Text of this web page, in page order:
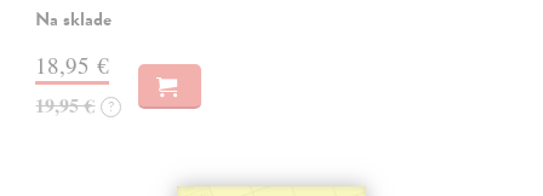
Na sklade
18,95 €
19,95 € ?